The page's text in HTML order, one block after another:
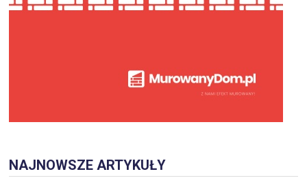
NAJNOWSZE ARTYKUŁY